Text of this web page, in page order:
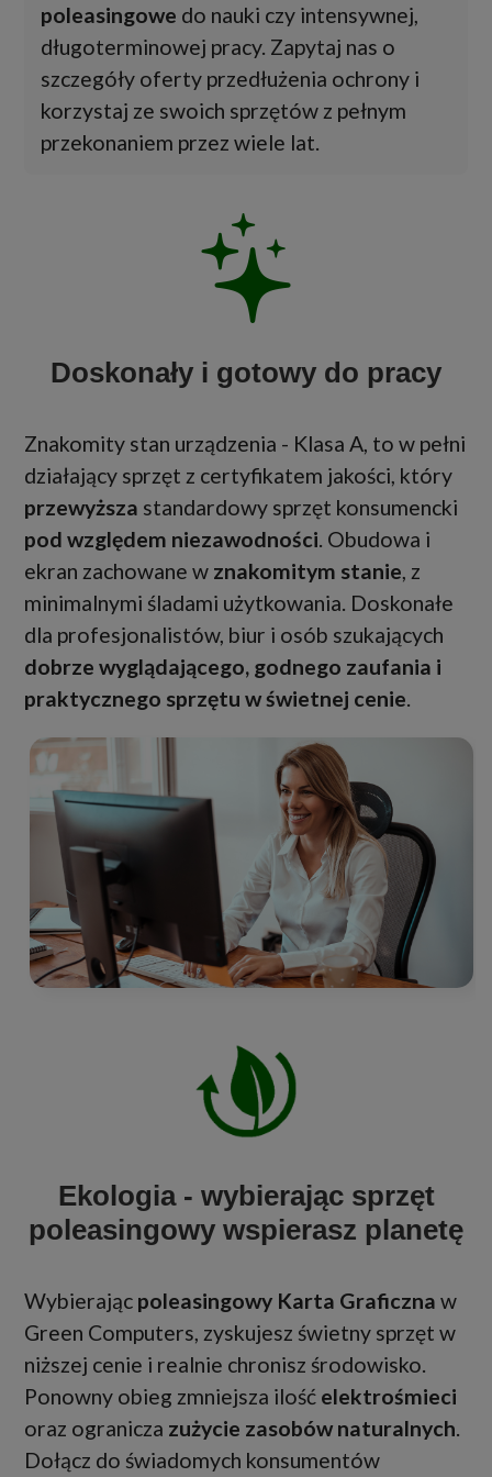
poleasingowe do nauki czy intensywnej,
długoterminowej pracy. Zapytaj nas o
szczegóły oferty przedłużenia ochrony i
korzystaj ze swoich sprzętów z pełnym
przekonaniem przez wiele lat.
Doskonały i gotowy do pracy
Znakomity stan urządzenia - Klasa A, to w pełni
działający sprzęt z certyfikatem jakości, który
przewyższa standardowy sprzęt konsumencki
pod względem niezawodności. Obudowa i
ekran zachowane w znakomitym stanie, z
minimalnymi śladami użytkowania. Doskonałe
dla profesjonalistów, biur i osób szukających
dobrze wyglądającego, godnego zaufania i
praktycznego sprzętu w świetnej cenie.
Ekologia - wybierając sprzęt
poleasingowy wspierasz planetę
Wybierając poleasingowy Karta Graficzna w
Green Computers, zyskujesz świetny sprzęt w
niższej cenie i realnie chronisz środowisko.
Ponowny obieg zmniejsza ilość elektrośmieci
oraz ogranicza zużycie zasobów naturalnych
Dołącz do świadomych konsumentów